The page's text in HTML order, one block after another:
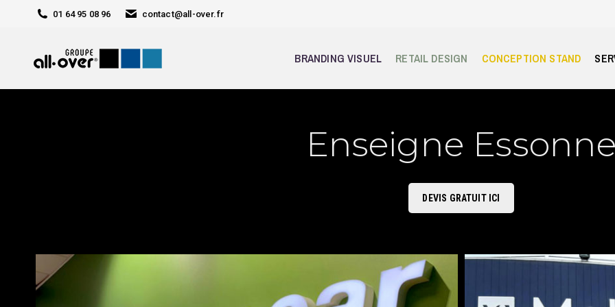
01 64 95 08 96 contact@all-over.fr
BRANDING VISUEL RETAIL DESIGN CONCEPTION STAND
Enseigne Essonne
DEVIS GRATUIT ICI